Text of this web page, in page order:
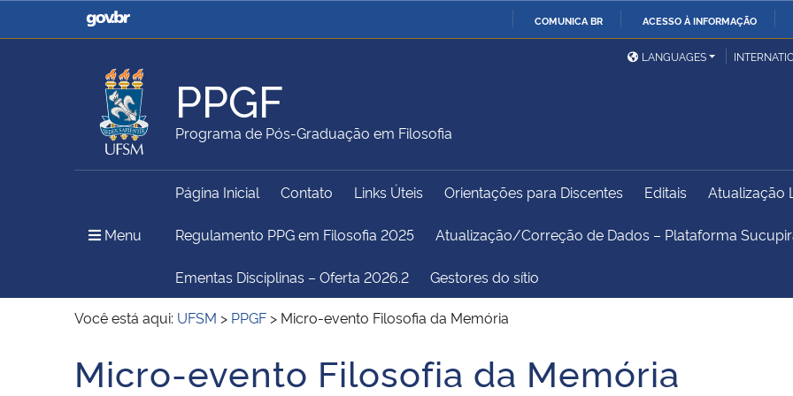
COMUNICA BR ACESSO À INFORMAÇÃO
Casa Civil
Ministério da Justiça e
Ministério da Defesa
Ministério das Relações
Exteriores
Ministério da Agricultura,
Pecuária e Abastecimento
Ministério da Educação
Ministério do Meio Ambiente
Desenvolvimento Regional
União
Secretaria de Governo
Gabinete de Segurança
Institucional
Advocacia-Geral da União Banco Central do Brasil
LANGUAGES
PPGF
Programa de Pós-Graduação em Filosofia
Menu Menu Principal do Sítio
Página Inicial Contato Links Úteis Orientações para Discentes Editais Atualização
Regulamento PPG em Filosofia 2025 Atualização/Correção de Dados – Plataforma
Ementas Disciplinas – Oferta 2026.2 Gestores do sítio
Você está aqui: UFSM > PPGF > Micro-evento Filosofia da Memória
Início do conteúdo
Micro-evento Filosofia da Memória